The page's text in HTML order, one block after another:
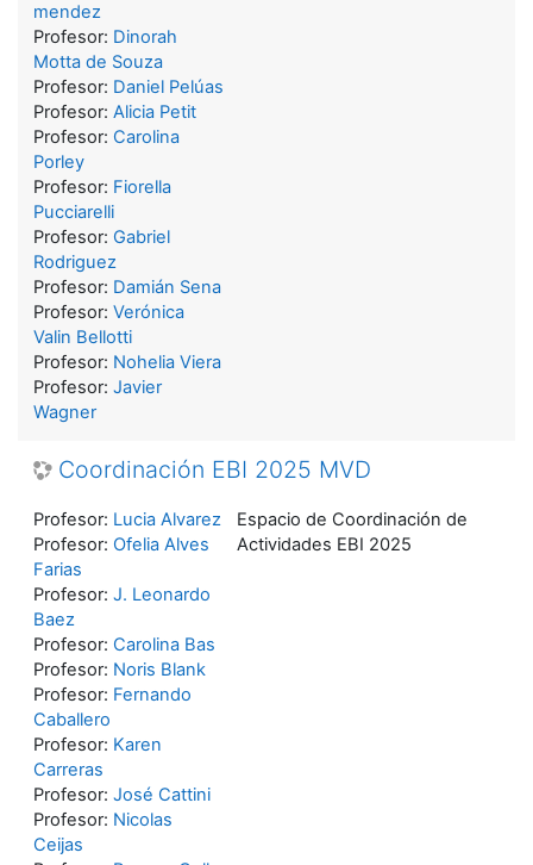
mendez
Profesor: Dinorah
Motta de Souza
Profesor: Daniel Pelúas
Profesor: Alicia Petit
Profesor: Carolina
Porley
Profesor: Fiorella
Pucciarelli
Profesor: Gabriel
Rodriguez
Profesor: Damián Sena
Profesor: Verónica
Valin Bellotti
Profesor: Nohelia Viera
Profesor: Javier
Wagner
Coordinación EBI 2025 MVD
Espacio de Coordinación de
Actividades EBI 2025
Profesor: Lucia Alvarez
Profesor: Ofelia Alves
Farias
Profesor: J. Leonardo
Baez
Profesor: Carolina Bas
Profesor: Noris Blank
Profesor: Fernando
Caballero
Profesor: Karen
Carreras
Profesor: José Cattini
Profesor: Nicolas
Ceijas